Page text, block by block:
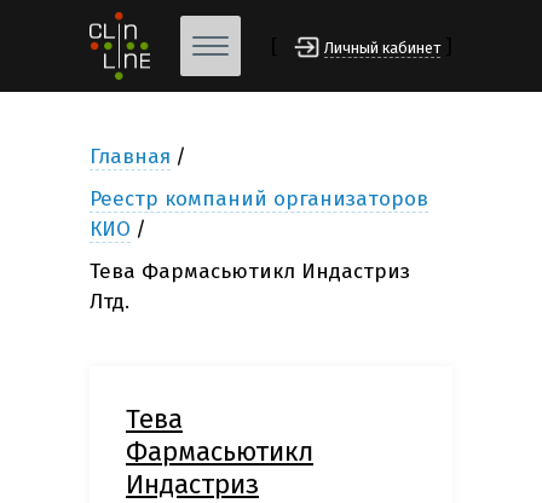
Личный кабинет
Главная
Реестр компаний организаторов
КИО
Тева Фармасьютикл Индастриз
Лтд.
Тева
Фармасьютикл
Индастриз